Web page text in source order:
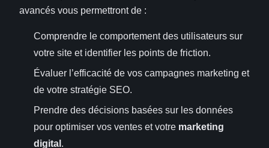
avancés vous permettront de :
Comprendre le comportement des utilisateurs sur
votre site et identifier les points de friction.
Évaluer l’efficacité de vos campagnes marketing et
de votre stratégie SEO.
Prendre des décisions basées sur les données
pour optimiser vos ventes et votre marketing
digital .